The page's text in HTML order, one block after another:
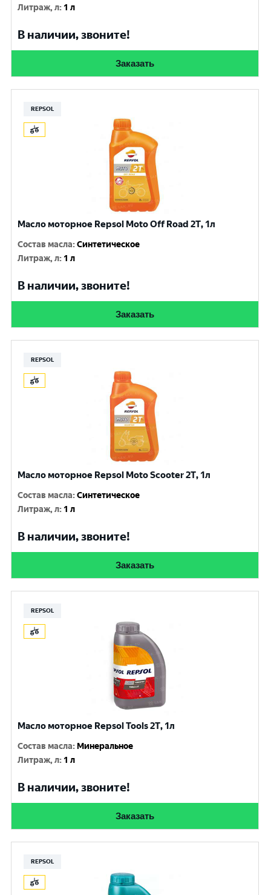
Литраж, л: 1 л
В наличии, звоните!
Заказать
REPSOL
Масло моторное Repsol Moto Off Road 2T, 1л
Состав масла:Синтетическое
Литраж, л: 1 л
В наличии, звоните!
Заказать
REPSOL
Масло моторное Repsol Moto Scooter 2T, 1л
Состав масла:Синтетическое
Литраж, л: 1 л
В наличии, звоните!
Заказать
REPSOL
Масло моторное Repsol Tools 2T, 1л
Состав масла: Минеральное
Литраж, л: 1 л
В наличии, звоните!
Заказать
REPSOL